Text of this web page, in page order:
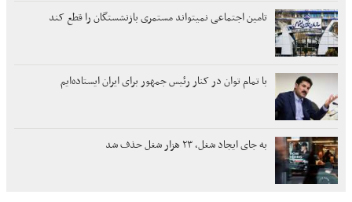
تامین اجتماعی نمیتواند مستمری بازنشستگان را قطع کند
با تمام توان در کنار رئیس جمهور برای ایران ایستاده‌ایم
به جای ایجاد شغل، ۲۳ هزار شغل حذف شد